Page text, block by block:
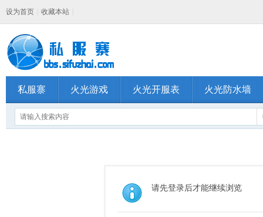
设为首页 收藏本站
私服寨 火光游戏 火光开服表 火光防水墙
请先登录后才能继续浏览